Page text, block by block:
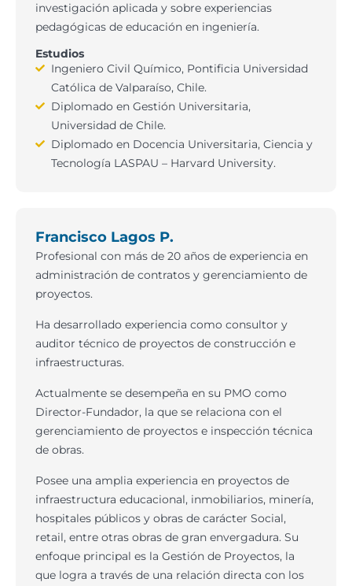
investigación aplicada y sobre experiencias
pedagógicas de educación en ingeniería.
Estudios
Ingeniero Civil Químico, Pontificia Universidad
Católica de Valparaíso, Chile.
Diplomado en Gestión Universitaria,
Universidad de Chile.
Diplomado en Docencia Universitaria, Ciencia y
Tecnología LASPAU – Harvard University.
Francisco Lagos P.
Profesional con más de 20 años de experiencia en
administración de contratos y gerenciamiento de
proyectos.
Ha desarrollado experiencia como consultor y
auditor técnico de proyectos de construcción e
infraestructuras.
Actualmente se desempeña en su PMO como
Director-Fundador, la que se relaciona con el
gerenciamiento de proyectos e inspección técnica
de obras.
Posee una amplia experiencia en proyectos de
infraestructura educacional, inmobiliarios, minería,
hospitales públicos y obras de carácter Social,
retail, entre otras obras de gran envergadura. Su
enfoque principal es la Gestión de Proyectos, la
que logra a través de una relación directa con los